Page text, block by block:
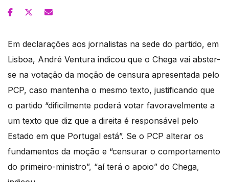
Em declarações aos jornalistas na sede do partido, em
Lisboa, André Ventura indicou que o Chega vai abster-
se na votação da moção de censura apresentada pelo
PCP, caso mantenha o mesmo texto, justificando que
o partido “dificilmente poderá votar favoravelmente a
um texto que diz que a direita é responsável pelo
Estado em que Portugal está”. Se o PCP alterar os
fundamentos da moção e “censurar o comportamento
do primeiro-ministro”, “aí terá o apoio” do Chega,